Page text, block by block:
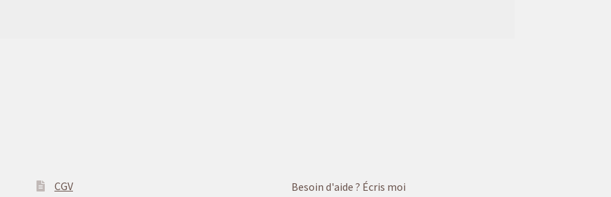
CGV
Besoin d'aide ? Écris moi